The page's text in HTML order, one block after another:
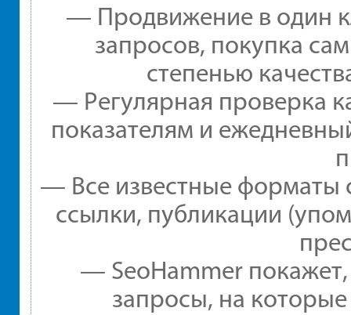
— Продвижение в один
запросов, покупка
степенью
— Регулярная проверка
показателям и
— Все известные форматы
ссылки, публикации
— SeoHammer покажет,
запросы, на